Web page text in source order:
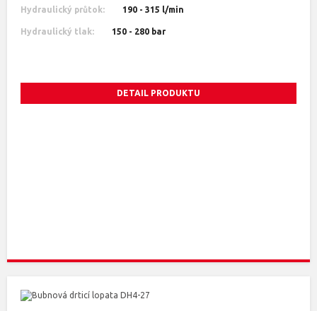
Hydraulický průtok: 190 - 315 l/min
Hydraulický tlak: 150 - 280 bar
DETAIL PRODUKTU